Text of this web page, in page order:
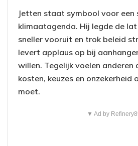
Jetten staat symbool voor een
klimaatagenda. Hij legde de
sneller vooruit en trok beleid
levert applaus op bij
willen. Tegelijk voelen anderen
kosten, keuzes en onzekerheid
moet.
▼ Ad by